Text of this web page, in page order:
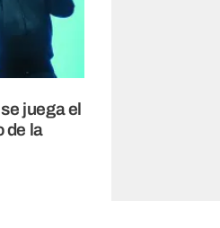
juega el
de la